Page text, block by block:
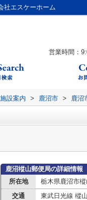
社エスケーホーム
営業時間：
設案内 > 鹿沼市 > 鹿沼
鹿沼樅山郵便局の詳細情報
所在地
栃木県鹿沼市
交通
東武日光線 樅